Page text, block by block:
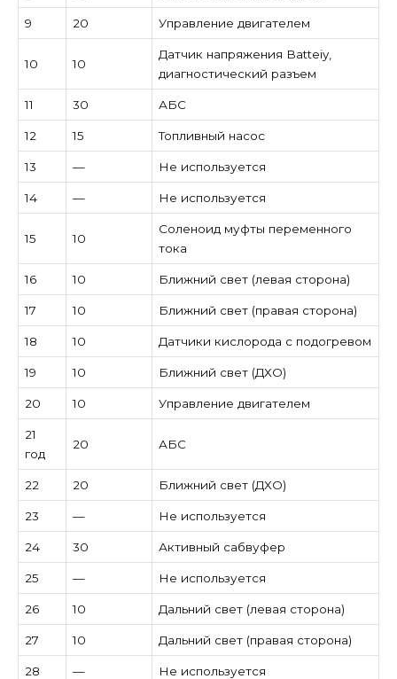
9 20 Управление двигателем
10 10
Датчик напряжения Batteiy,
диагностический разъем
11 30 АБС
12 15 Топливный насос
13 — Не используется
14 — Не используется
15 10
Соленоид муфты переменного
тока
16 10 Ближний свет (левая сторона)
17 10 Ближний свет (правая сторона)
18 10 Датчики кислорода с подогревом
19 10 Ближний свет (ДХО)
20 10 Управление двигателем
21
год
20 АБС
22 20 Ближний свет (ДХО)
23 — Не используется
24 30 Активный сабвуфер
25 — Не используется
26 10 Дальний свет (левая сторона)
27 10 Дальний свет (правая сторона)
28 — Не используется